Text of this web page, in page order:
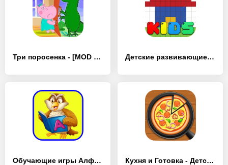
Три поросенка - [MOD Много монет] Детские развивающие игры 5 - [MOD Много монет]
Обучающие игры Алфавит и Цифры - [MOD Много монет] Кухня и Готовка - Детские игры - [MOD Много денег]